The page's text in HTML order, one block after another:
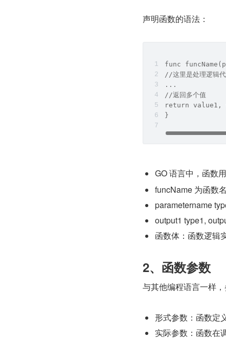
声明函数的语法：
func
//这里是处理逻辑
...
//返回多个值
return value1,
}
GO 语言中，函数用
funcName 为函数
parametername
output1 type1,
函数体：函数逻辑
2、函数参数
与其他编程语言一样
形式参数：函数定
实际参数：函数在